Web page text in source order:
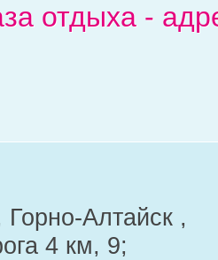
отдыха -
Алтайск ,
4 км, 9;